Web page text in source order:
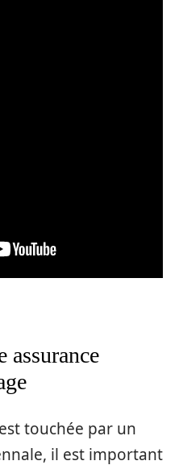
assurance
touchée par un
il est important